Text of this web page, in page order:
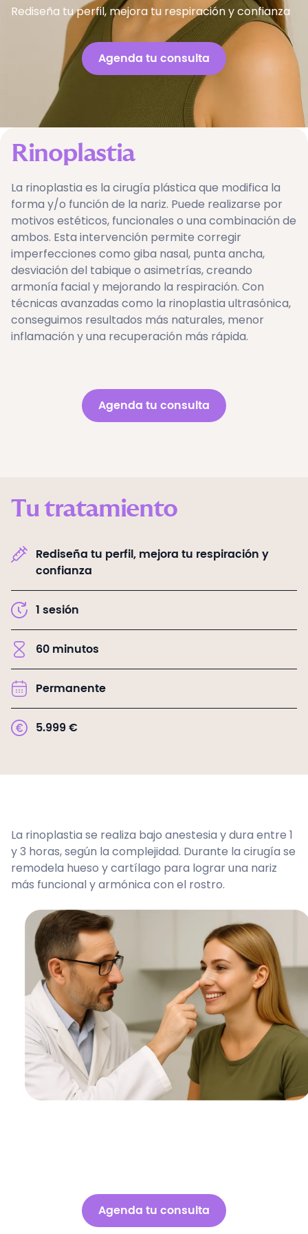
Rediseña tu perfil, mejora tu respiración y confianza
Agenda tu consulta
Rinoplastia
La rinoplastia es la cirugía plástica que modifica la
forma y/o función de la nariz. Puede realizarse por
motivos estéticos, funcionales o una combinación de
ambos. Esta intervención permite corregir
imperfecciones como giba nasal, punta ancha,
desviación del tabique o asimetrías, creando
armonía facial y mejorando la respiración. Con
técnicas avanzadas como la rinoplastia ultrasónica,
conseguimos resultados más naturales, menor
inflamación y una recuperación más rápida.
Agenda tu consulta
Tu tratamiento
Rediseña tu perfil, mejora tu respiración y
confianza
1 sesión
60 minutos
Permanente
5.999 €
La rinoplastia se realiza bajo anestesia y dura entre 1
y 3 horas, según la complejidad. Durante la cirugía se
remodela hueso y cartílago para lograr una nariz
más funcional y armónica con el rostro.
Agenda tu consulta